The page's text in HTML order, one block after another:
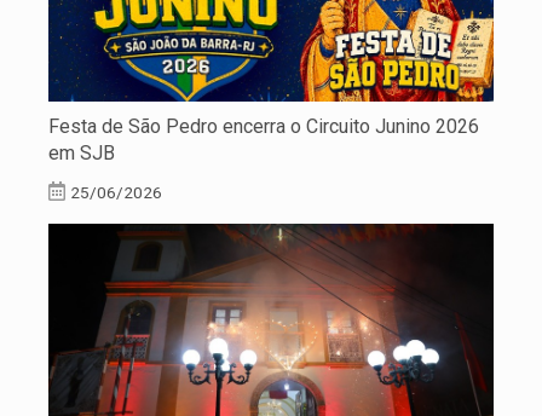
Festa de São Pedro encerra o Circuito Junino 2026
em SJB
25/06/2026